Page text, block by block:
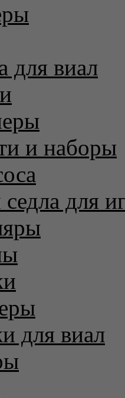
для виал
и наборы
для
для виал